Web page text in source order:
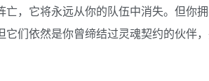
亡，它将永远从你的队伍中消失。但你
们依然是你曾缔结过灵魂契约的伙伴